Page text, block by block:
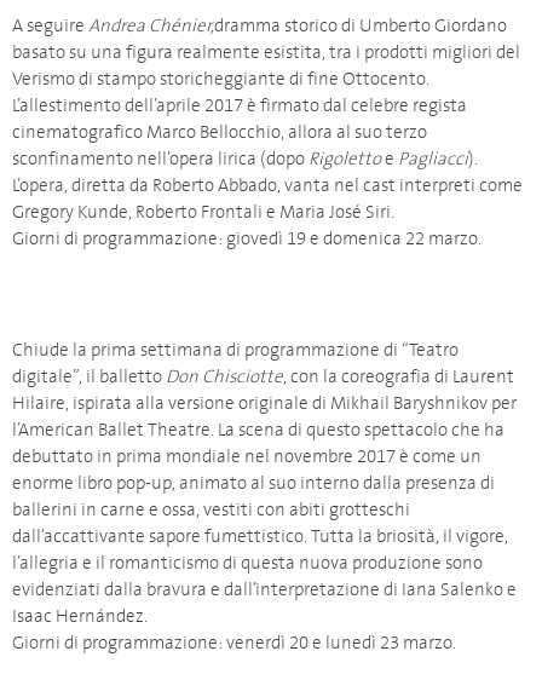
A seguire Andrea Chénier,dramma storico di Umberto Giordano
basato su una figura realmente esistita, tra i prodotti migliori del
Verismo di stampo storicheggiante di fine Ottocento.
L’allestimento dell’aprile 2017 è firmato dal celebre regista
cinematografico Marco Bellocchio, allora al suo terzo
sconfinamento nell’opera lirica (dopo Rigolettoe Pagliacci).
L’opera, diretta da Roberto Abbado, vanta nel cast interpreti come
Gregory Kunde, Roberto Frontali e Maria José Siri.
Giorni di programmazione: giovedì 19 e domenica 22 marzo.
Chiude la prima settimana di programmazione di “Teatro
digitale”, il balletto Don Chisciotte, con la coreografia di Laurent
Hilaire, ispirata alla versione originale di Mikhail Baryshnikov per
l’American Ballet Theatre. La scena di questo spettacolo che ha
debuttato in prima mondiale nel novembre 2017 è come un
enorme libro pop-up, animato al suo interno dalla presenza di
ballerini in carne e ossa, vestiti con abiti grotteschi
dall’accattivante sapore fumettistico. Tutta la briosità, il vigore,
l’allegria e il romanticismo di questa nuova produzione sono
evidenziati dalla bravura e dall’interpretazione di Iana Salenko e
Isaac Hernández.
Giorni di programmazione: venerdì 20 e lunedì 23 marzo.